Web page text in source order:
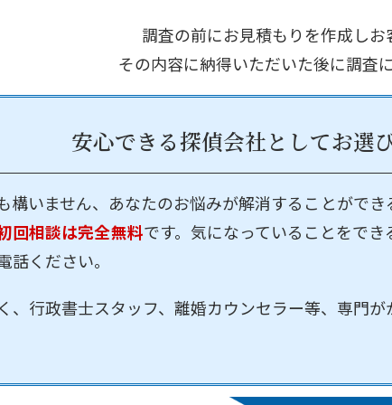
調査の前にお見積もりを作成しお
その内容に納得いただいた後に調査
安心できる探偵会社としてお選
構いません、あなたのお悩みが解消することがで
回相談は完全無料です。気になっていることをで
話ください。
、行政書士スタッフ、離婚カウンセラー等、専門が